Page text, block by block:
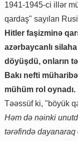
1941-1945-ci illər
qardaş" sayılan
Hitler faşizminə
azərbaycanlı
döyüşdü, onların
Bakı nefti
mühüm rol oynadı.
Təəssüf ki, "böyük
Həm də nəinki
tərəfində